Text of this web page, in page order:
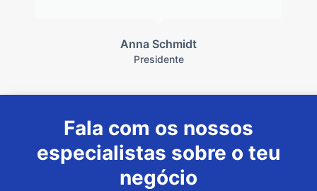
Anna Schmidt
Presidente
Fala com os nossos
especialistas sobre o teu
negócio